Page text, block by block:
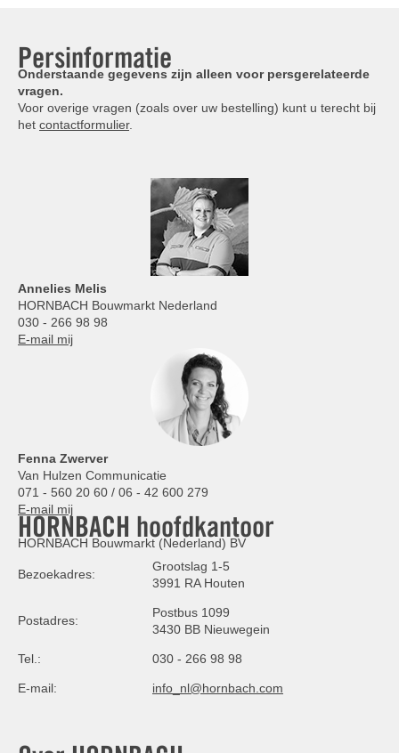
Persinformatie
Onderstaande gegevens zijn alleen voor persgerelateerde
vragen.
Voor overige vragen (zoals over uw bestelling) kunt u terecht bij
het contactformulier.
Annelies Melis
HORNBACH Bouwmarkt Nederland
030 - 266 98 98
E-mail mij
Fenna Zwerver
Van Hulzen Communicatie
071 - 560 20 60 / 06 - 42 600 279
E-mail mij
HORNBACH hoofdkantoor
HORNBACH Bouwmarkt (Nederland) BV
Bezoekadres:
Grootslag 1-5
3991 RA Houten
Postadres:
Postbus 1099
3430 BB Nieuwegein
Tel.: 030 - 266 98 98
E-mail: info_nl@hornbach.com